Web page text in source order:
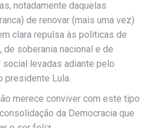
notadamente daquelas
de renovar (mais uma vez)
clara repulsa às politicas de
soberania nacional e de
levadas adiante pelo
presidente Lula.
merece conviver com este tipo
da Democracia que